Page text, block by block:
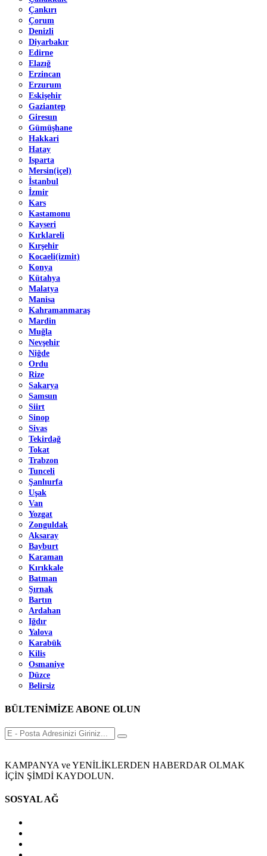
Çankırı
Çorum
Denizli
Diyarbakır
Edirne
Elazığ
Erzincan
Erzurum
Eskişehir
Gaziantep
Giresun
Gümüşhane
Hakkari
Hatay
Isparta
Mersin(içel)
İstanbul
İzmir
Kars
Kastamonu
Kayseri
Kırklareli
Kırşehir
Kocaeli(izmit)
Konya
Kütahya
Malatya
Manisa
Kahramanmaraş
Mardin
Muğla
Nevşehir
Niğde
Ordu
Rize
Sakarya
Samsun
Siirt
Sinop
Sivas
Tekirdağ
Tokat
Trabzon
Tunceli
Şanlıurfa
Uşak
Van
Yozgat
Zonguldak
Aksaray
Bayburt
Karaman
Kırıkkale
Batman
Şırnak
Bartın
Ardahan
Iğdır
Yalova
Karabük
Kilis
Osmaniye
Düzce
Belirsiz
BÜLTENİMİZE ABONE OLUN
KAMPANYA ve YENİLİKLERDEN HABERDAR OLMAK
İÇİN ŞİMDİ KAYDOLUN.
SOSYAL AĞ